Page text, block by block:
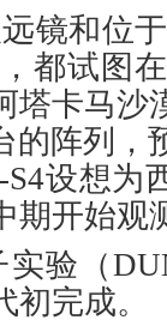
镜和位
都试图
塔卡马沙
的阵列，
设想为
期开始观
验（
完成。